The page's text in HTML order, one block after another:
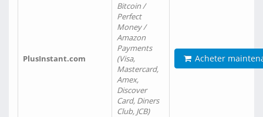
PlusInstant.com
Bitcoin /
Perfect
Money /
Amazon
Payments
(Visa,
Mastercard,
Amex,
Discover
Card, Diners
Club, JCB)
Acheter